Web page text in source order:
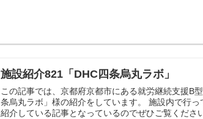
施設紹介821「DHC四条烏丸ラボ」
この記事では、京都府京都市にある就労継続支援B
条烏丸ラボ」様の紹介をしています。 施設内で行っ
紹介している記事となっているのでぜひご覧くださ